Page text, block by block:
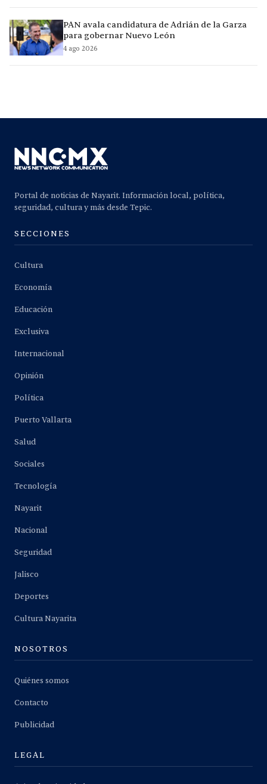
PAN avala candidatura de Adrián de la Garza
para gobernar Nuevo León
4 ago 2026
Portal de noticias de Nayarit. Información local, política,
seguridad, cultura y más desde Tepic.
SECCIONES
Cultura
Economía
Educación
Exclusiva
Internacional
Opinión
Política
Puerto Vallarta
Salud
Sociales
Tecnología
Nayarit
Nacional
Seguridad
Jalisco
Deportes
Cultura Nayarita
NOSOTROS
Quiénes somos
Contacto
Publicidad
LEGAL